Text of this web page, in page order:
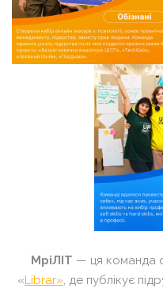
МріЛІТ — ця команда
«Librar», де публікує